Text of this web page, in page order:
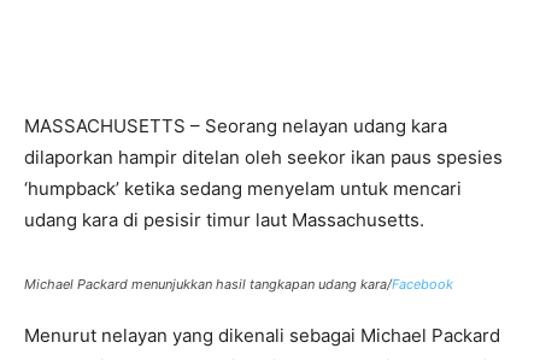
MASSACHUSETTS – Seorang nelayan udang kara
dilaporkan hampir ditelan oleh seekor ikan paus spesies
‘humpback’ ketika sedang menyelam untuk mencari
udang kara di pesisir timur laut Massachusetts.
Michael Packard menunjukkan hasil tangkapan udang kara/Facebook
Menurut nelayan yang dikenali sebagai Michael Packard